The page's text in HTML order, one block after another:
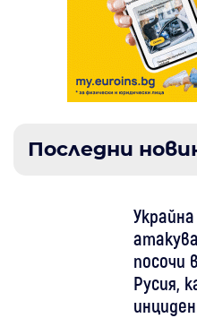
Последни
посочи
Русия,